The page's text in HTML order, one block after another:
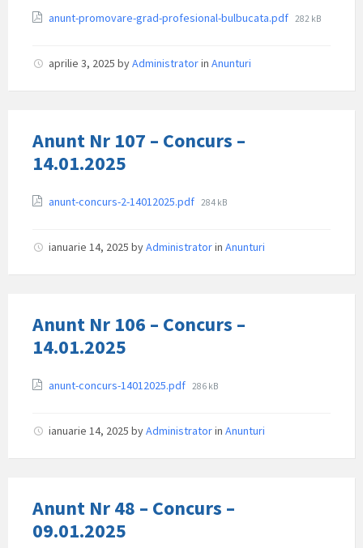
Attachments
anunt-promovare-grad-profesional-bulbucata.pdf File
282 kB
aprilie 3, 2025 byAdministratorin Anunturi
Anunt Nr 107 – Concurs –
14.01.2025
Attachments
anunt-concurs-2-14012025.pdf File
284 kB
ianuarie 14, 2025 byAdministratorin Anunturi
Anunt Nr 106 – Concurs –
14.01.2025
Attachments
anunt-concurs-14012025.pdf File
286 kB
ianuarie 14, 2025 byAdministratorin Anunturi
Anunt Nr 48 – Concurs –
09.01.2025